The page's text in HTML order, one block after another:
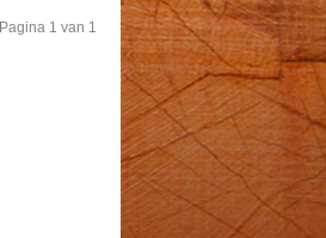
Pagina 1 van 1